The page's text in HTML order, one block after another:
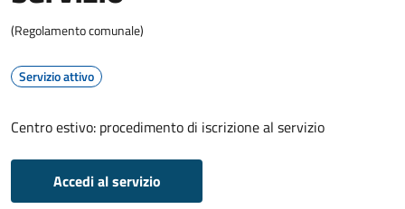
(Regolamento comunale)
Servizio attivo
Centro estivo: procedimento di iscrizione al servizio
Accedi al servizio